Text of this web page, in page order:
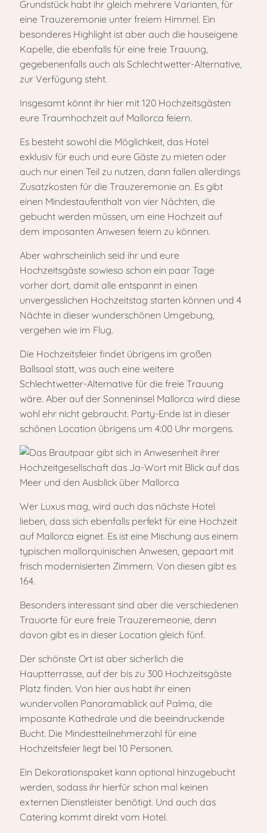
Grundstück habt ihr gleich mehrere Varianten, für
eine Trauzeremonie unter freiem Himmel. Ein
besonderes Highlight ist aber auch die hauseigene
Kapelle, die ebenfalls für eine freie Trauung,
gegebenenfalls auch als Schlechtwetter-Alternative,
zur Verfügung steht.
Insgesamt könnt ihr hier mit 120 Hochzeitsgästen
eure Traumhochzeit auf Mallorca feiern.
Es besteht sowohl die Möglichkeit, das Hotel
exklusiv für euch und eure Gäste zu mieten oder
auch nur einen Teil zu nutzen, dann fallen allerdings
Zusatzkosten für die Trauzeremonie an. Es gibt
einen Mindestaufenthalt von vier Nächten, die
gebucht werden müssen, um eine Hochzeit auf
dem imposanten Anwesen feiern zu können.
Aber wahrscheinlich seid ihr und eure
Hochzeitsgäste sowieso schon ein paar Tage
vorher dort, damit alle entspannt in einen
unvergesslichen Hochzeitstag starten können und 4
Nächte in dieser wunderschönen Umgebung,
vergehen wie im Flug.
Die Hochzeitsfeier findet übrigens im großen
Ballsaal statt, was auch eine weitere
Schlechtwetter-Alternative für die freie Trauung
wäre. Aber auf der Sonneninsel Mallorca wird diese
wohl ehr nicht gebraucht. Party-Ende ist in dieser
schönen Location übrigens um 4:00 Uhr morgens.
Wer Luxus mag, wird auch das nächste Hotel
lieben, dass sich ebenfalls perfekt für eine Hochzeit
auf Mallorca eignet. Es ist eine Mischung aus einem
typischen mallorquinischen Anwesen, gepaart mit
frisch modernisierten Zimmern. Von diesen gibt es
164.
Besonders interessant sind aber die verschiedenen
Trauorte für eure freie Trauzeremeonie, denn
davon gibt es in dieser Location gleich fünf.
Der schönste Ort ist aber sicherlich die
Hauptterrasse, auf der bis zu 300 Hochzeitsgäste
Platz finden. Von hier aus habt ihr einen
wundervollen Panoramablick auf Palma, die
imposante Kathedrale und die beeindruckende
Bucht. Die Mindestteilnehmerzahl für eine
Hochzeitsfeier liegt bei 10 Personen.
Ein Dekorationspaket kann optional hinzugebucht
werden, sodass ihr hierfür schon mal keinen
externen Dienstleister benötigt. Und auch das
Catering kommt direkt vom Hotel.